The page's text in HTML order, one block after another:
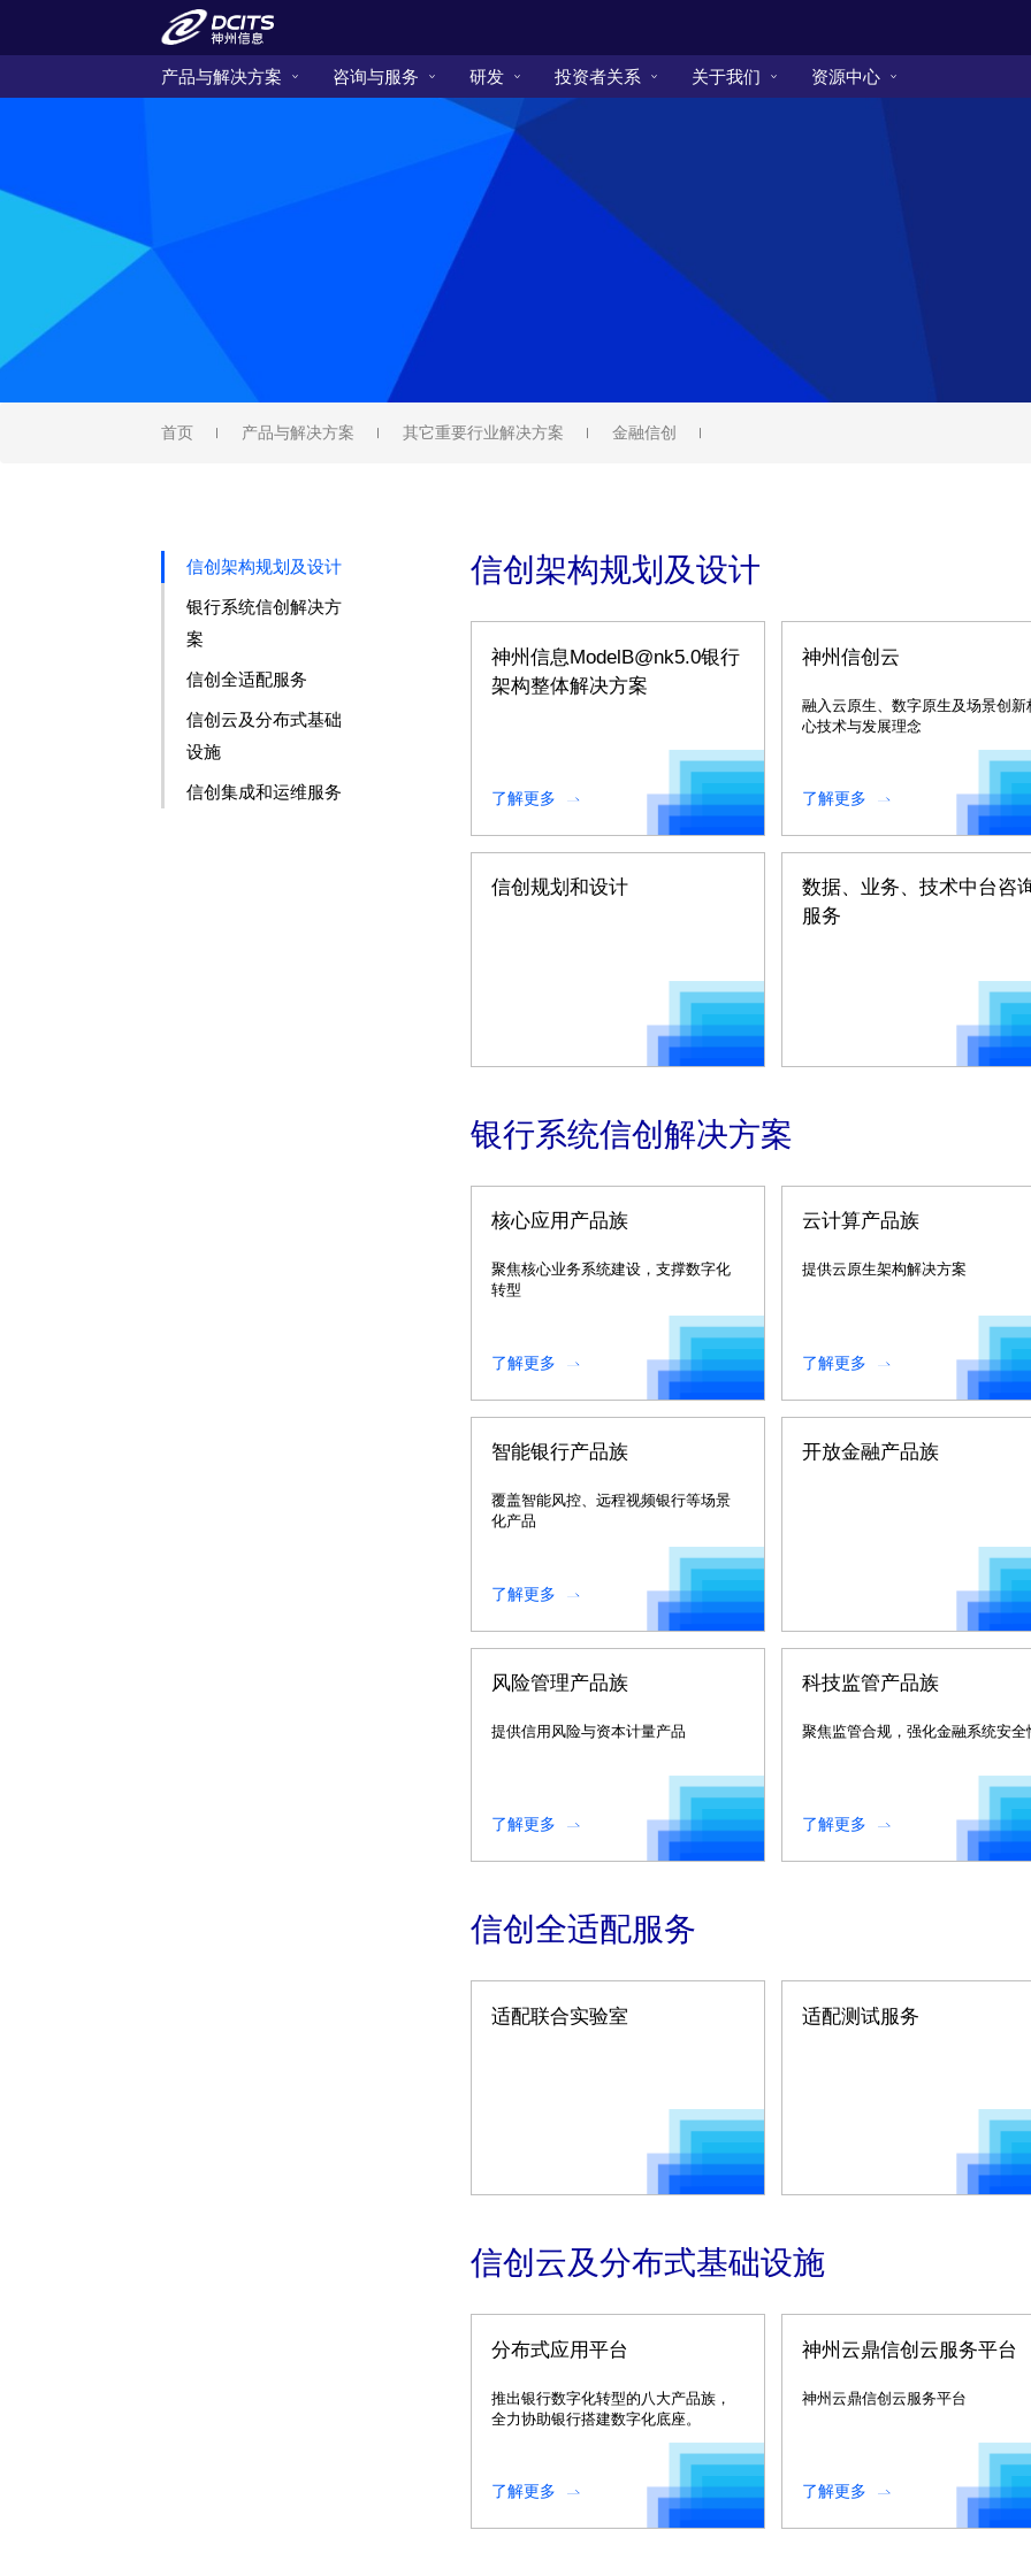
产品与解决方案 咨询与服务 研发 投资者关系 关于我们 资源中心
首页 产品与解决方案 其它重要行业解决方案 金融信创
信创架构规划及设计
神州信息ModelB@nk5.0银行
架构整体解决方案
了解更多
神州信创云
融入云原生、数字原生及场景创新
心技术与发展理念
了解更多
信创规划和设计
数据、业务、技术中台咨
服务
银行系统信创解决方案
核心应用产品族
聚焦核心业务系统建设，支撑数字化
转型
了解更多
云计算产品族
提供云原生架构解决方案
了解更多
智能银行产品族
覆盖智能风控、远程视频银行等场景
化产品
了解更多
开放金融产品族
风险管理产品族
提供信用风险与资本计量产品
了解更多
科技监管产品族
聚焦监管合规，强化金融系统安全
了解更多
信创全适配服务
适配联合实验室 适配测试服务
信创云及分布式基础设施
分布式应用平台
推出银行数字化转型的八大产品族，
全力协助银行搭建数字化底座。
了解更多
神州云鼎信创云服务平台
神州云鼎信创云服务平台
了解更多
信创架构规划及设计
银行系统信创解决方
案
信创全适配服务
信创云及分布式基础
设施
信创集成和运维服务